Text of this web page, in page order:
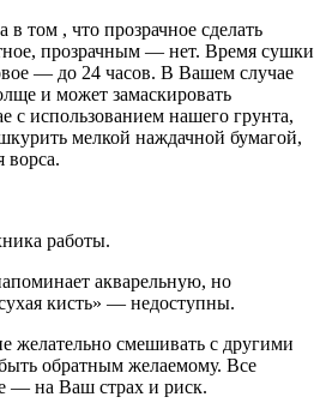
том , что прозрачное сделать
прозрачным — нет. Время сушки
— до 24 часов. В Вашем случае
и может замаскировать
с использованием нашего грунта,
мелкой наждачной бумагой,
ворса.
работы.
акварельную, но
кисть» — недоступны.
желательно смешивать с другими
обратным желаемому. Все
— на Ваш страх и риск.